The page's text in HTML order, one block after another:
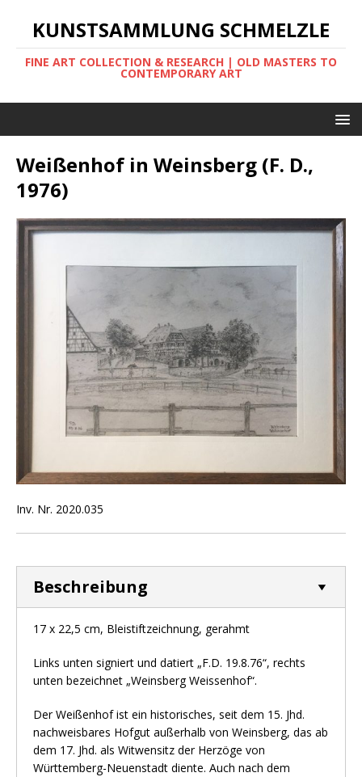
KUNSTSAMMLUNG SCHMELZLE
FINE ART COLLECTION & RESEARCH | OLD MASTERS TO
CONTEMPORARY ART
Weißenhof in Weinsberg (F. D.,
1976)
Inv. Nr. 2020.035
Beschreibung
17 x 22,5 cm, Bleistiftzeichnung, gerahmt
Links unten signiert und datiert „F.D. 19.8.76“, rechts
unten bezeichnet „Weinsberg Weissenhof“.
Der Weißenhof ist ein historisches, seit dem 15. Jhd.
nachweisbares Hofgut außerhalb von Weinsberg, das ab
dem 17. Jhd. als Witwensitz der Herzöge von
Württemberg-Neuenstadt diente. Auch nach dem